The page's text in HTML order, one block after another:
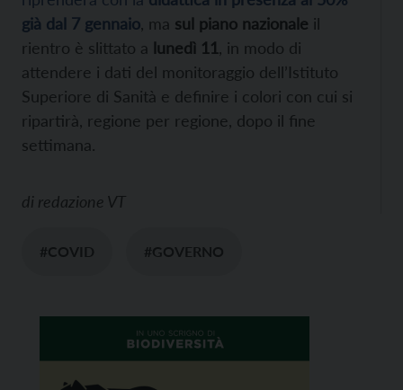
già dal 7 gennaio , ma sul piano nazionale il
rientro è slittato a lunedì 11 , in modo di
attendere i dati del monitoraggio dell’Istituto
Superiore di Sanità e definire i colori con cui si
ripartirà, regione per regione, dopo il fine
settimana.
di redazione VT
#COVID #GOVERNO